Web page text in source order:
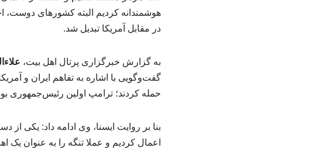
هوشمندانه کردیم البته کشورهای
در مقابل آمریکا تبدیل شد.
به گزارش خبرگزاری پرتال اهل بیت،
گفت‌وگویی با اشاره به تفاهم ایران و
حمله کردند؛ ترامپ اولین رئیس‌جمهوری
بنا بر روایت ایسنا، وی ادامه داد: یکی
اعمال کردیم و عملا تنگه را به عنوان